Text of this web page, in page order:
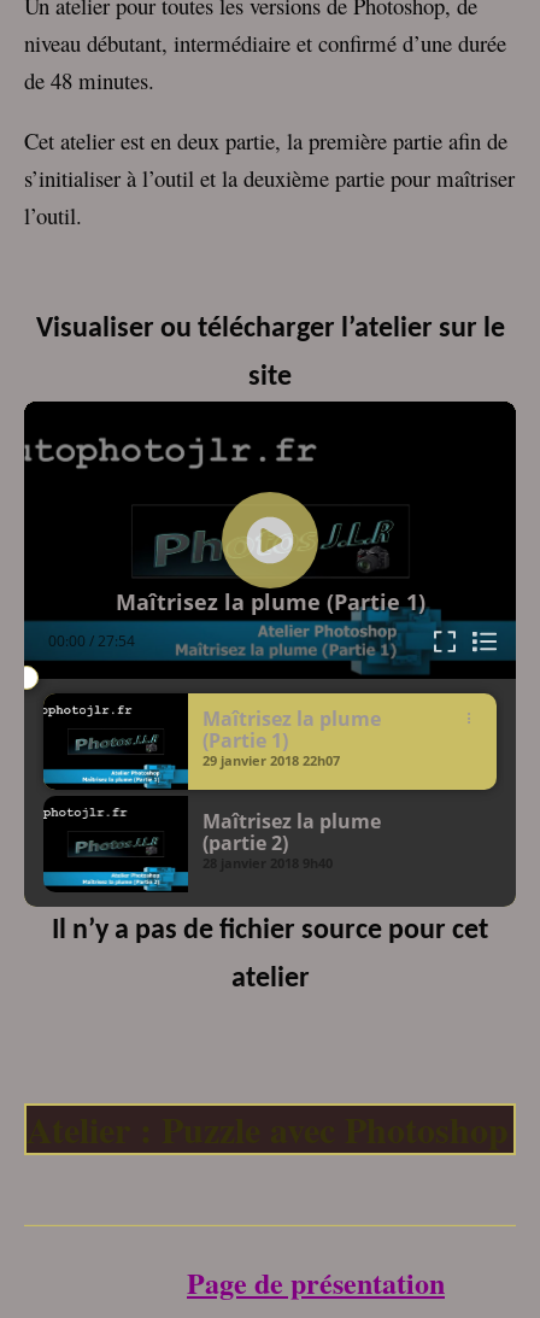
niveau débutant, intermédiaire et confirmé d’une durée
de 48 minutes.
Cet atelier est en deux partie, la première partie afin de
s’initialiser à l’outil et la deuxième partie pour maîtriser
l’outil.
Visualiser ou télécharger l’atelier sur le
site
Lecteur
vidéo
Maîtrisez la plume (Partie 1)
00:00 /27:54
Maîtrisez la plume
(Partie 1)
29 janvier 2018 22h07
Maîtrisez la plume
(partie 2)
Il n’y a pas de fichier source pour cet
atelier
Page de présentation